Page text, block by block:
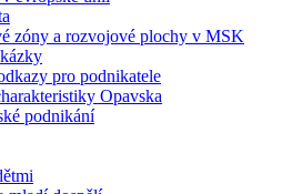
zóny a rozvojové plochy v MSK
pro podnikatele
Opavska
podnikání